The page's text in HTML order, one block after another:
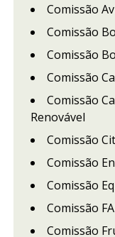
Comissão
Comissão
Comissão
Comissão
Comissão
Renovável
Comissão
Comissão
Comissão
Comissão
Comissão